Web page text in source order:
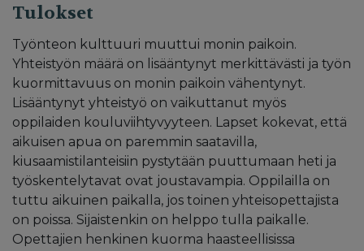
Tulokset
Työnteon kulttuuri muuttui monin paikoin.
Yhteistyön määrä on lisääntynyt merkittävästi ja työn
kuormittavuus on monin paikoin vähentynyt.
Lisääntynyt yhteistyö on vaikuttanut myös
oppilaiden kouluviihtyvyyteen. Lapset kokevat, että
aikuisen apua on paremmin saatavilla,
kiusaamistilanteisiin pystytään puuttumaan heti ja
työskentelytavat ovat joustavampia. Oppilailla on
tuttu aikuinen paikalla, jos toinen yhteisopettajista
on poissa. Sijaistenkin on helppo tulla paikalle.
Opettajien henkinen kuorma haasteellisissa